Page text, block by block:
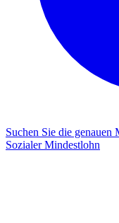
Suchen Sie die genauen
Sozialer Mindestlohn